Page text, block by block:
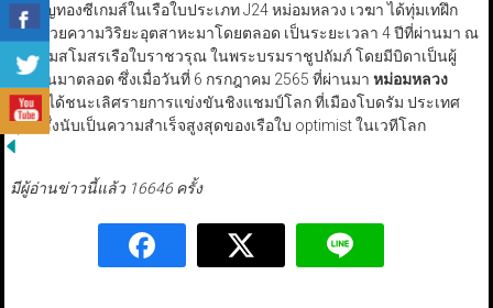
เหรียญทองซีเกมส์ในเรือใบประเภท J24 หม่อมหลวง เวฆา ได้ทุ่มเทฝึก
ซ้อมด้วยความวิริยะอุตสาหะมาโดยตลอด เป็นระยะเวลา 4 ปีที่ผ่านมา ณ
สมาคมสโมสรเรือใบราชวรุณ ในพระบรมราชูปถัมภ์ โดยมีบิดาเป็นผู้
ฝึกสอนมาตลอด ซึ่งเมื่อวันที่ 6 กรกฎาคม 2565 ที่ผ่านมา หม่อมหลวง
เวฆา
ได้ชนะเลิศรายการแข่งขันชิงแชมป์โลก ที่เมืองโบดรัม ประเทศ
ตุรกี ซึ่งนับเป็นความสำเร็จสูงสุดของเรือใบ optimist ในเวทีโลก
มีผู้อ่านข่าวนี้แล้ว 16646 ครั้ง